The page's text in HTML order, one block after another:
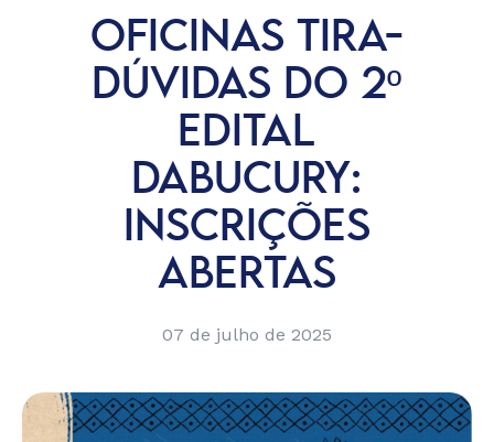
OFICINAS TIRA-
DÚVIDAS DO 2º
EDITAL
DABUCURY:
INSCRIÇÕES
ABERTAS
07 de julho de 2025